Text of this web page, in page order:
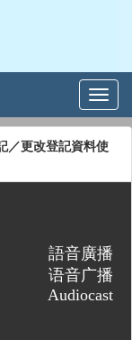
／更改登記資料使